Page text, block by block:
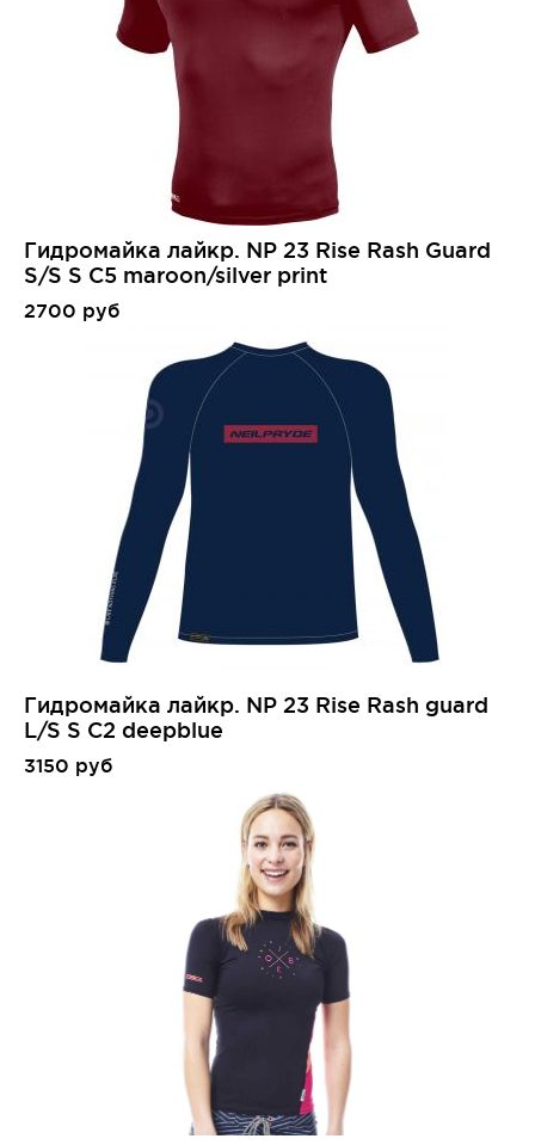
Гидромайка лайкр. NP 23 Rise Rash Guard
S/S S C5 maroon/silver print
2700 руб
Гидромайка лайкр. NP 23 Rise Rash guard
L/S S C2 deepblue
3150 руб